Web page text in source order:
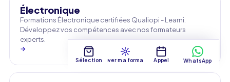
Électronique
Formations Électronique certifiées Qualiopi - Learni.
Développez vos compétences avec nos formateurs
experts.
→
SélectionTrouver ma formationAppel WhatsApp